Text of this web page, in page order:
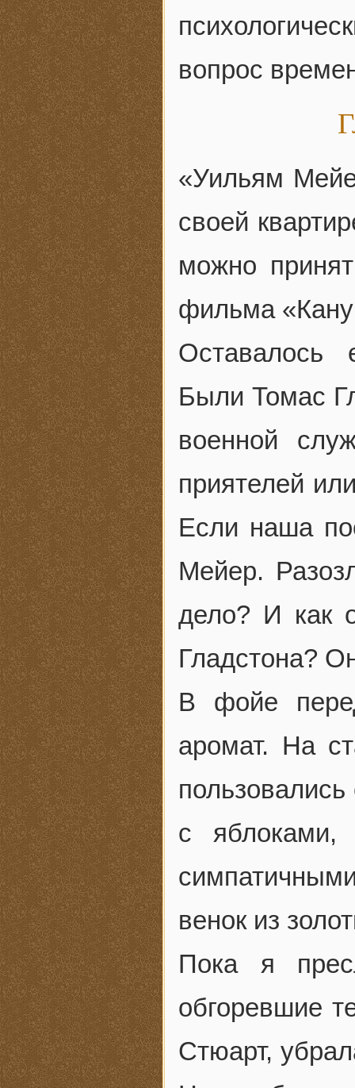
вопрос
«Уильям
своей
можно
фильма
Оставалось
Были Томас
военной
приятелей
Если наша
Мейер.
дело? И как
Гладстона?
В фойе
аромат. На
с яблоками,
венок из
Пока я
обгоревшие
Стюарт,